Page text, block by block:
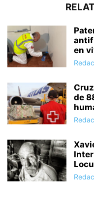
en
de